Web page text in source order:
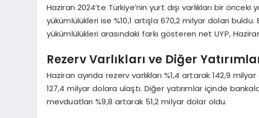
Haziran 2024’te Türkiye’nin yurt dışı varlıkları bir
yükümlülükleri ise %10,1 artışla 670,2 milyar doları buldu.
yükümlülükleri arasındaki farkı gösteren net UYP,
Rezerv Varlıkları ve Diğer
Haziran ayında rezerv varlıkları %1,4 artarak 142,9
127,4 milyar dolara ulaştı. Diğer yatırımlar içinde
mevduatları %9,8 artarak 51,2 milyar dolar oldu.